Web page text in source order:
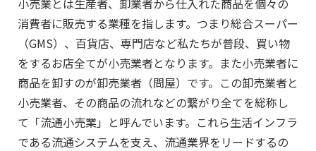
小売業とは生産者、卸業者から仕入れた商品を個々の
消費者に販売する業種を指します。つまり総合スーパー
（GMS）、百貨店、専門店など私たちが普段、買い物
をするお店全てが小売業者となります。また小売業者に
商品を卸すのが卸売業者（問屋）です。この卸売業者と
小売業者、その商品の流れなどの繋がり全てを総称し
て「流通小売業」と呼んでいます。これら生活インフラ
である流通システムを支え、流通業界をリードするの